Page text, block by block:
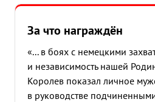
За что награждён
«... в боях с немецкими
и независимость нашей
Королев показал личное
в руководстве